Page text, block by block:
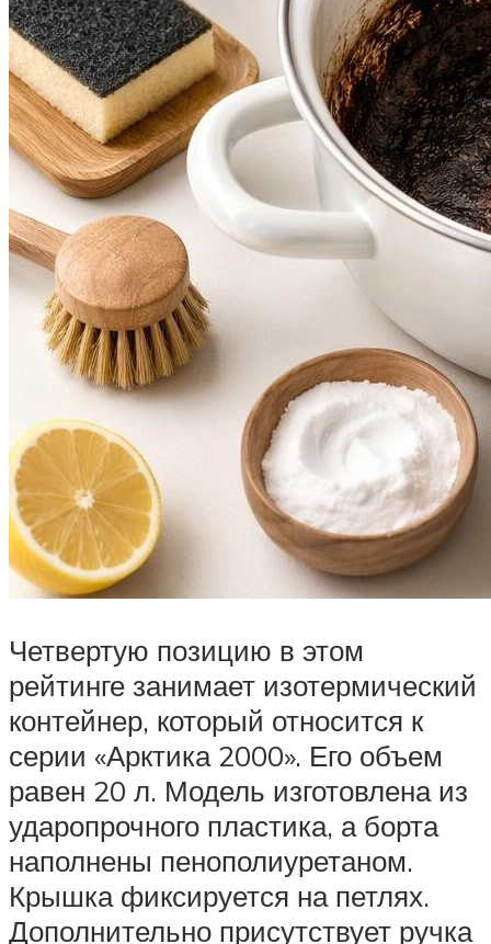
Четвертую позицию в этом
рейтинге занимает изотермический
контейнер, который относится к
серии «Арктика 2000». Его объем
равен 20 л. Модель изготовлена из
ударопрочного пластика, а борта
наполнены пенополиуретаном.
Крышка фиксируется на петлях.
Дополнительно присутствует ручка